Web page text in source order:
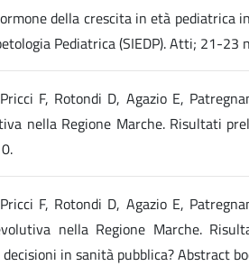
della crescita in età
Pediatrica (SIEDP). Atti; 21-
F, Rotondi D, Agazio E,
nella Regione Marche. Risultati
F, Rotondi D, Agazio E,
nella Regione Marche.
in sanità pubblica? Abstract